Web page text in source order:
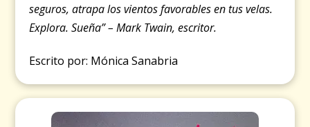
seguros, atrapa los vientos favorables en tus velas.
Explora. Sueña” – Mark Twain, escritor.
Escrito por: Mónica Sanabria